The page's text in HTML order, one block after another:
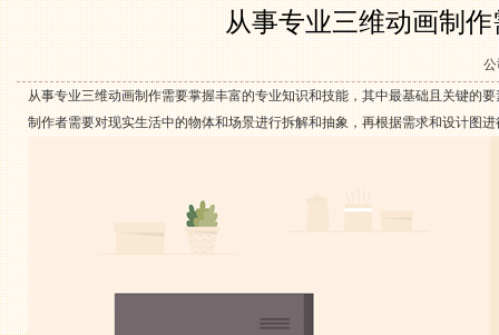
从事专业三维动画制
公
从事专业三维动画制作需要掌握丰富的专业知识和技能，其中最基础且关键的
制作者需要对现实生活中的物体和场景进行拆解和抽象，再根据需求和设计图